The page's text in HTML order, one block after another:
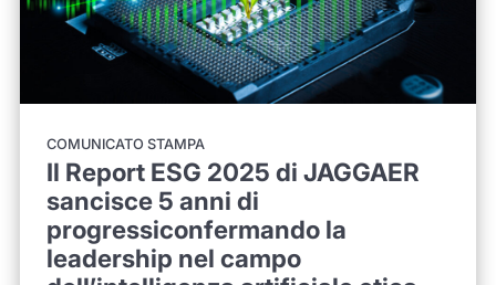
COMUNICATO STAMPA
Il Report ESG 2025 di JAGGAER
sancisce 5 anni di
progressiconfermando la
leadership nel campo